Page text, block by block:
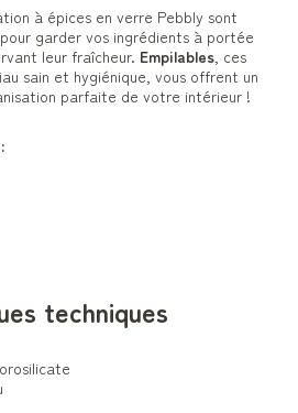
à épices en verre Pebbly sont
pour garder vos ingrédients à portée
leur fraîcheur. Empilables , ces
sain et hygiénique, vous offrent un
parfaite de votre intérieur !
techniques